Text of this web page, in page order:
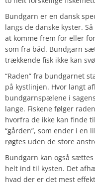
Bundgarn er en dansk
langs de danske kyster.
at komme frem for eller
som fra båd. Bundgarn
trækkende fisk ikke kan
“Raden” fra bundgarnet
på kystlinjen. Hvor langt
bundgarnspælene i
lange. Fiskene følger
hvorfra de ikke kan finde
“gården”, som ender i en
røgtes uden de store
Bundgarn kan også
helt ind til kysten. Det
hvad der er det mest